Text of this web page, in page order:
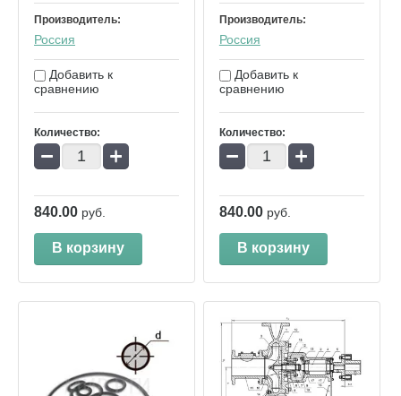
Производитель:
Россия
Добавить к
сравнению
Количество:
− +
840.00 руб.
В корзину
Производитель:
Россия
Добавить к
сравнению
Количество:
− +
840.00 руб.
В корзину